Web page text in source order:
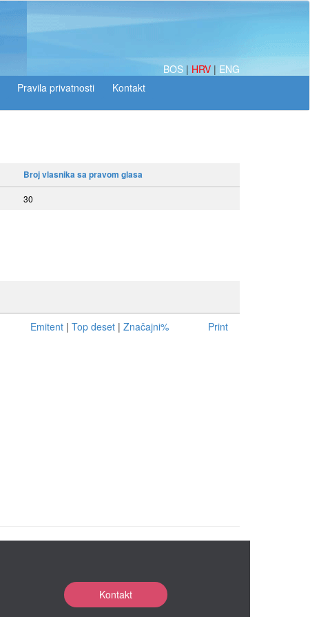
BOS | HRV | ENG
Broj vlasnika sa pravom glasa
30
Emitent | Top deset | Značajni% Print
Kontakt